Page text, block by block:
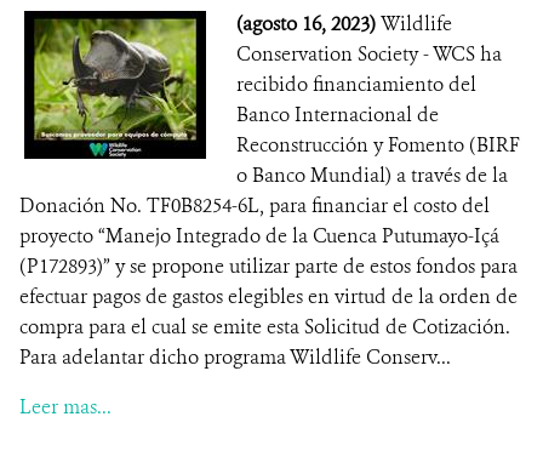
(agosto 16, 2023)Wildlife
Conservation Society - WCS ha
recibido financiamiento del
Banco Internacional de
Reconstrucción y Fomento (BIRF
o Banco Mundial) a través de la
Donación No. TF0B8254-6L, para financiar el costo del
proyecto “Manejo Integrado de la Cuenca Putumayo-Içá
(P172893)” y se propone utilizar parte de estos fondos para
efectuar pagos de gastos elegibles en virtud de la orden de
compra para el cual se emite esta Solicitud de Cotización.
Para adelantar dicho programa Wildlife Conserv...
Leer mas...